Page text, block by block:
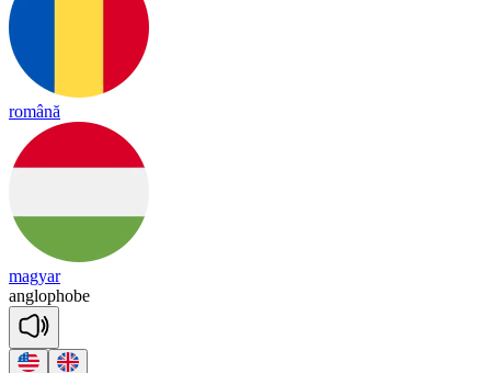
română
magyar
anglophobe